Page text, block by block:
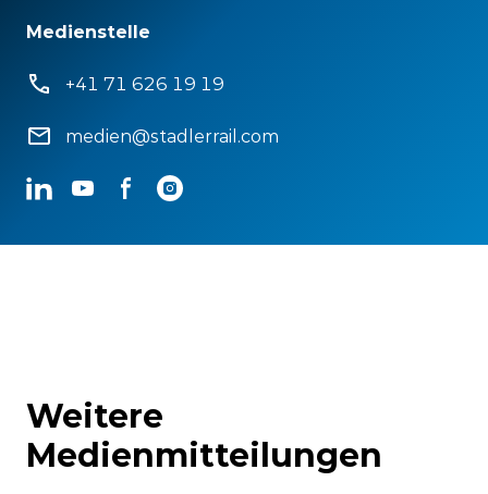
Medienstelle
+41 71 626 19 19
medien@stadlerrail.com
LinkedInYouTubeFacebookInstagram
Weitere
Medienmitteilungen